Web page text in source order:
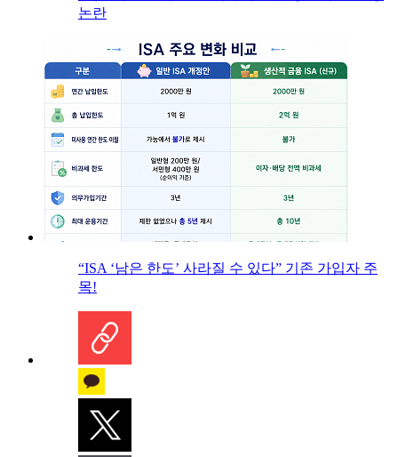
논란
“ISA ‘남은 한도’ 사라질 수 있다” 기존 가입자 주
목!